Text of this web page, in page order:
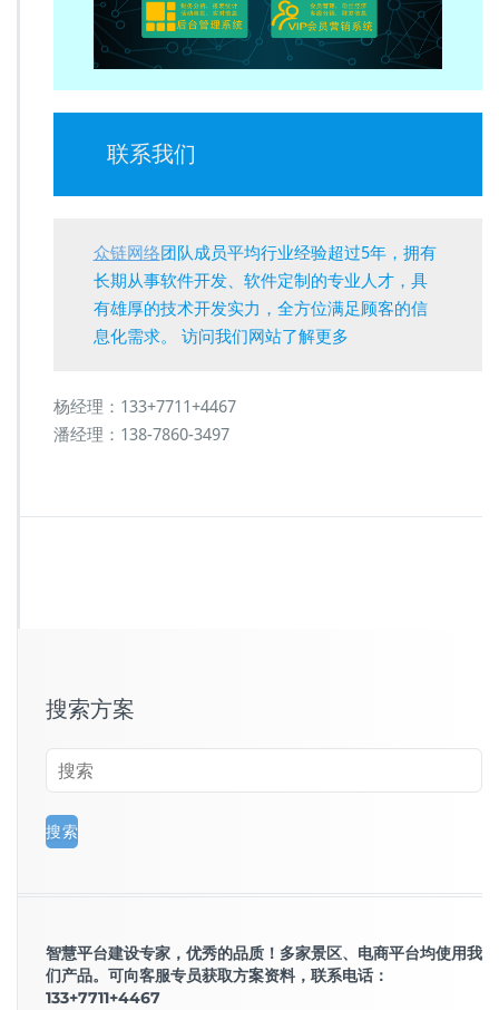
联系我们
众链网络团队成员平均行业经验超过5年，拥有
长期从事软件开发、软件定制的专业人才，具
有雄厚的技术开发实力，全方位满足顾客的信
息化需求。 访问我们网站了解更多
杨经理：133+7711+4467
潘经理：138-7860-3497
搜索方案
智慧平台建设专家，优秀的品质！多家景区、电商平台均使用我
们产品。可向客服专员获取方案资料，联系电话：
133+7711+4467